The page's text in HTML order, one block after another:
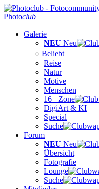
Photoclub
Galerie
NEU Neu
Beliebt
Reise
Natur
Motive
Menschen
16+ Zone
DigiArt & KI
Special
Suche
Forum
NEU Neu
Übersicht
Fotografie
Lounge
Suche